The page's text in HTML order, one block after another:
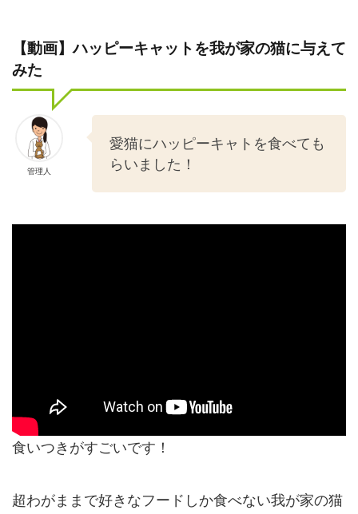
【動画】ハッピーキャットを我が家の猫に与えて
みた
管理人
愛猫にハッピーキャトを食べても
らいました！
食いつきがすごいです！
超わがままで好きなフードしか食べない我が家の猫